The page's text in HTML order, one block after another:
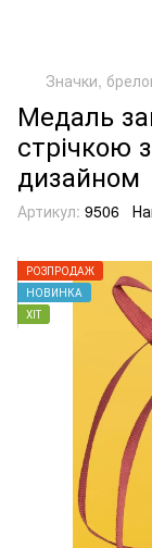
Значки,
Медаль
стрічкою
дизайном
Артикул: 9506
РОЗПРОДАЖ
НОВИНКА
ХІТ